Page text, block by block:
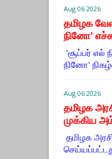
Aug 06 2026
தமிழக
நினோ'
'சூப்பர் எல்
நினோ'
Aug 06 2026
தமிழக
முக்கிய
தமிழக